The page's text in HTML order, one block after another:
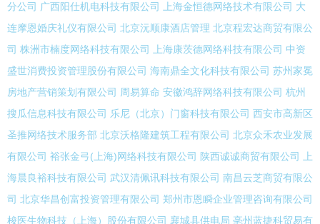
分公司 广西阳仕机电科技有限公司 上海金恒德网络技术有限公司 大
连摩恩婚庆礼仪有限公司 北京沅顺康酒店管理 北京程宏达商贸有限公
司 株洲市楠度网络科技有限公司 上海康茨德网络科技有限公司 中资
盛世消费投资管理股份有限公司 海南鼎全文化科技有限公司 苏州家冕
房地产营销策划有限公司
周易算命 安徽鸿辞网络科技有限公司 杭州
搜瓜信息科技有限公司 乐尼（北京）门窗科技有限公司 西安市高新区
圣推网络技术服务部 北京沃格隆建筑工程有限公司 北京众禾农业发展
有限公司 裕张金弓(上海)网络科技有限公司 陕西诚诚商贸有限公司
上
海晨良裕科技有限公司 武汉清佩讯科技有限公司 南昌云芝商贸有限公
司 北京华昌创富投资管理有限公司 郑州市恩瞬企业管理咨询有限公司
梭医生物科技（上海）股份有限公司 襄城县供电局 亳州蓝捷科贸易有